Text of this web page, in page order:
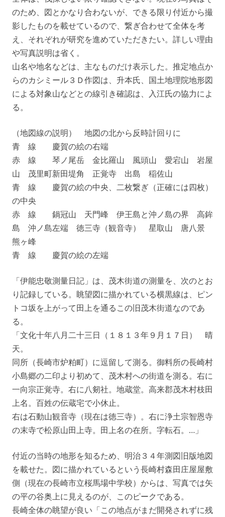
のため、図とかなり合わないが、できる限り付近から撮
影したものを載せているので、繋ぎ合わせて全体を考
え、それぞれが研究を進めていただきたい。詳しい理由
や写真説明は省く。
山名や地名などは、主なものだけ表示した。推定地点か
らのカシミール３Ｄ作図は、升本氏、国土地理院地形図
による対象山などとの線引き確認は、入江氏の協力によ
る。
（地図線の説明） 地図の北から反時計回りに
青 線 慶賀の絵の右端
赤 線 琴ノ尾岳 金比羅山 風頭山 愛宕山 岩屋
山 茂里町新田堤角 正覚寺 出島 稲佐山
青 線 慶賀の絵の中央、二枚繋ぎ（正確には四枚）
の中央
赤 線 鍋冠山 天門峰 伊王島と沖ノ島の界 高鉾
島 沖ノ島左端 徳三寺（観音寺） 星取山 唐八景
熊ヶ峰
青 線 慶賀の絵の左端
「伊能忠敬測量日記」は、茂木街道の測量を、次のとお
り記録している。眺望図に描かれている横黒線は、ピン
トコ坂を上がって田上を通るこの旧茂木街道なのであ
る。
「文化十年八月二十三日（１８１３年９月１７日） 晴
天。
同所（長崎市炉粕町）に逗留して測る。御料所の長崎村
小島郷の二印より初めて、茂木村への街道を測る。右に
一向宗正覚寺。右に八剱社。地蔵堂。高来郡茂木村枝田
上名。百姓の伝蔵宅で小休止。
右は石動山観音寺（現在は徳三寺）。右に浄土宗智恩寺
の末寺で松原山田上寺。田上名の在所。字転石。…」
付近の当時の地形を知るため、明治３４年測図旧版地図
を載せた。図に描かれているという長崎村森田庄屋屋敷
側（現在の長崎市立桜馬場中学校）からは、写真では矢
の平の谷奥上に見えるのが、このピークである。
長崎全体の眺望が良い「この地点がまだ開発されずに残